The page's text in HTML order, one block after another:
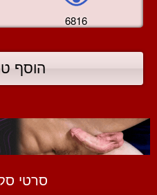
6816
הוסף
סרטי